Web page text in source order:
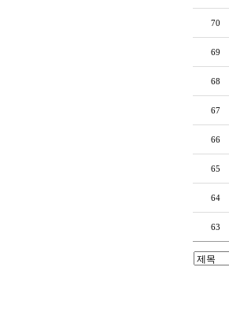
70
69
68
67
66
65
64
63